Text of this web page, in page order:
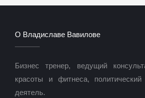
О Владиславе Вавилове
Бизнес тренер, ведущий
красоты и фитнеса,
деятель.